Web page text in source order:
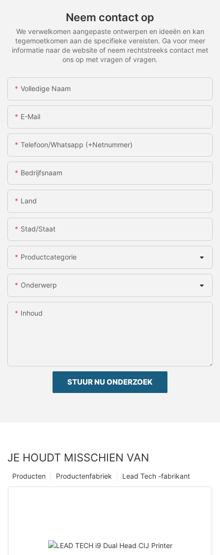
Neem contact op
We verwelkomen aangepaste ontwerpen en ideeën en kan
tegemoetkomen aan de specifieke vereisten. Ga voor meer
informatie naar de website of neem rechtstreeks contact met
ons op met vragen of vragen.
Volledige Naam
E-Mail
Telefoon/whatsapp (+netnummer)
Bedrijfsnaam
Land
Stad/staat
Productcategorie
Onderwerp
Inhoud
STUUR NU ONDERZOEK
JE HOUDT MISSCHIEN VAN
Lead Tech -fabrikant
Productenfabriek
Producten